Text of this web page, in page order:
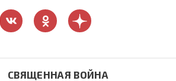
СВЯЩЕННАЯ ВОЙНА